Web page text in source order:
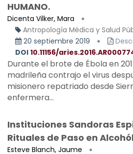
HUMANO.
Dicenta Vilker, Mara
Antropología Médica y Salud
20 septiembre 2019
DOI 10.11156/
Durante el brote de Ébola en
madrileña contrajo el virus
misionero repatriado desde
enfermera...
Instituciones Sandoras
Rituales de Paso en
Esteve Blanch, Jaume